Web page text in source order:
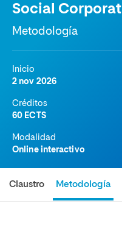
Social
Metodología
Inicio
2 nov 2026
Créditos
60 ECTS
Modalidad
Online interactivo
Claustro Metodología